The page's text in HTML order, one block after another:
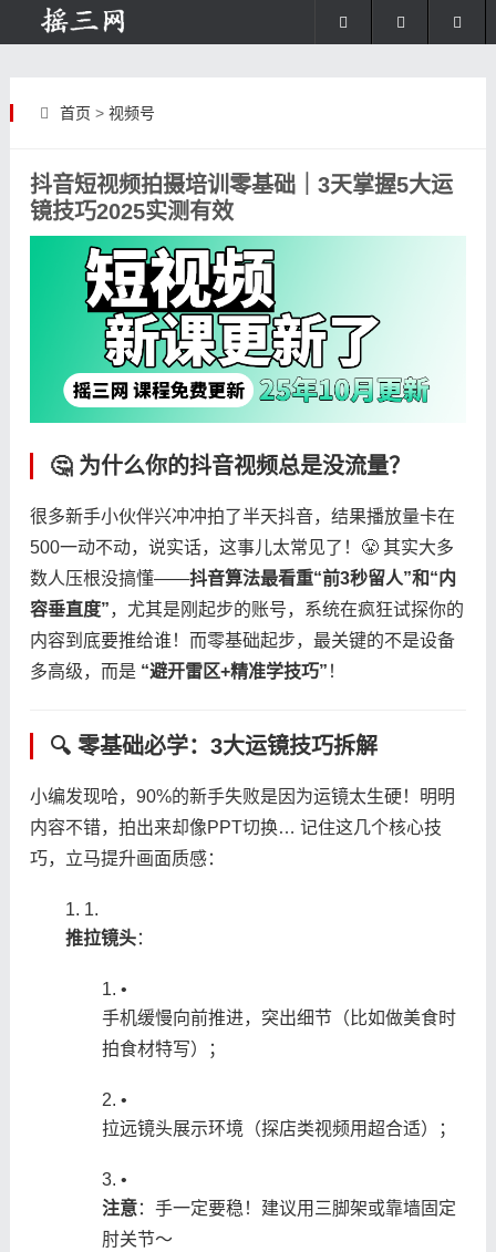
首页 > 视频号
抖音短视频拍摄培训零基础｜3天掌握5大运
镜技巧2025实测有效
🤔 为什么你的抖音视频总是没流量？
很多新手小伙伴兴冲冲拍了半天抖音，结果播放量卡在
500一动不动，说实话，这事儿太常见了！😤 其实大多
数人压根没搞懂——​​抖音算法最看重“前3秒留人”和“内
容垂直度”​​，尤其是刚起步的账号，系统在疯狂试探你的
内容到底要推给谁！而零基础起步，最关键的不是设备
多高级，而是 ​ ​“避开雷区+精准学技巧”​ ​！
🔍 零基础必学：3大运镜技巧拆解
小编发现哈，90%的新手失败是因为运镜太生硬！明明
内容不错，拍出来却像PPT切换… 记住这几个核心技
巧，立马提升画面质感：
1.
​推拉镜头​​：
•
手机缓慢向前推进，突出细节（比如做美食时
拍食材特写）；
•
拉远镜头展示环境（探店类视频用超合适）；
•
​注意​​：手一定要稳！建议用三脚架或靠墙固定
肘关节～